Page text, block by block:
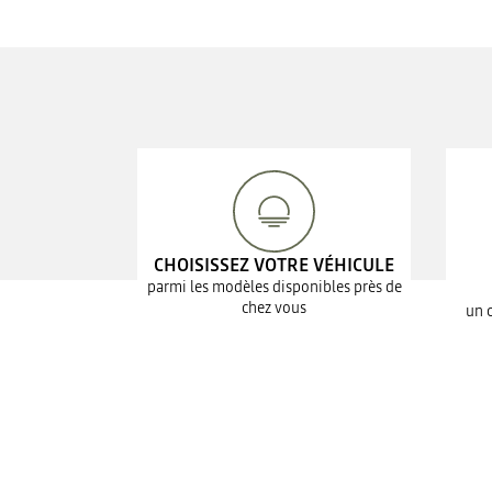
CHOISISSEZ VOTRE VÉHICULE
parmi les modèles disponibles près de
chez vous
un